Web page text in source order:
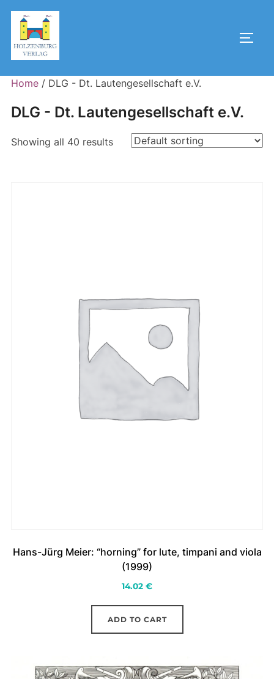
Skip
content
Home/ DLG - Dt. Lautengesellschaft e.V.
DLG - Dt. Lautengesellschaft e.V.
Showing all 40 results
Hans-Jürg Meier: “horning” for lute, timpani and viola
(1999)
14.02 €
ADD TO CART